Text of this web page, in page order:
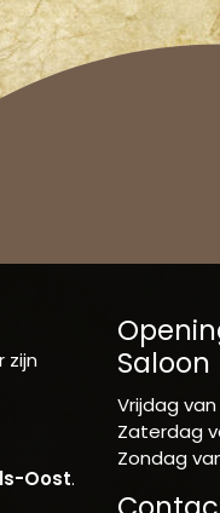
Saloon
Vrijdag
Zaterdag
Zondag
zijn
Oost.